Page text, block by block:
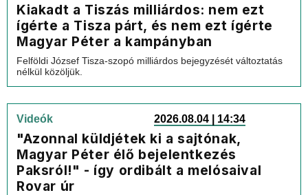
Kiakadt a Tiszás milliárdos: nem ezt
ígérte a Tisza párt, és nem ezt ígérte
Magyar Péter a kampányban
Felföldi József Tisza-szopó milliárdos bejegyzését változtatás
nélkül közöljük.
Videók 2026.08.04 | 14:34
"Azonnal küldjétek ki a sajtónak,
Magyar Péter élő bejelentkezés
Paksról!" - így ordibált a melósaival
Rovar úr